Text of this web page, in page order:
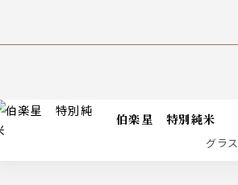
伯楽星 特別純米
グラス